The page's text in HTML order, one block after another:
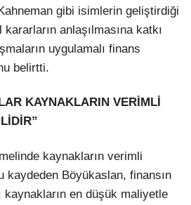
gibi isimlerin geliştirdiği
anlaşılmasına katkı
uygulamalı finans
belirtti.
KAYNAKLARIN VERİMLİ
kaynakların verimli
kaydeden Böyükaslan, finansın
kaynakların en düşük maliyetle